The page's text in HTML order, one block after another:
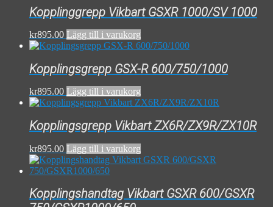
Kopplinggrepp Vikbart GSXR 1000/SV 1000
kr895.00 Lägg till i varukorg
Kopplingsgrepp GSX-R 600/750/1000
kr895.00 Lägg till i varukorg
Kopplingsgrepp Vikbart ZX6R/ZX9R/ZX10R
kr895.00 Lägg till i varukorg
Kopplingshandtag Vikbart GSXR 600/GSXR